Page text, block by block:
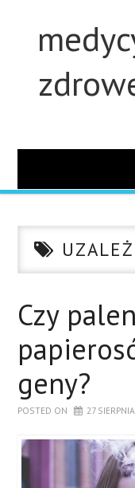
STUDIA
KONTAKT
Czy
geny?
POSTED ON 27